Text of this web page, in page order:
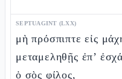
SEPTUAGINT (LXX)
μὴ πρόσπιπτε εἰς
μεταμεληθῇς ἐπ’
ὁ σὸς φίλος,